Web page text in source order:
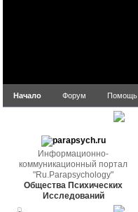
Начало Форум Помощь
Информационно-
коммуникационный портал
"Ru.Parapsychology"
Общества Психических
Исследований